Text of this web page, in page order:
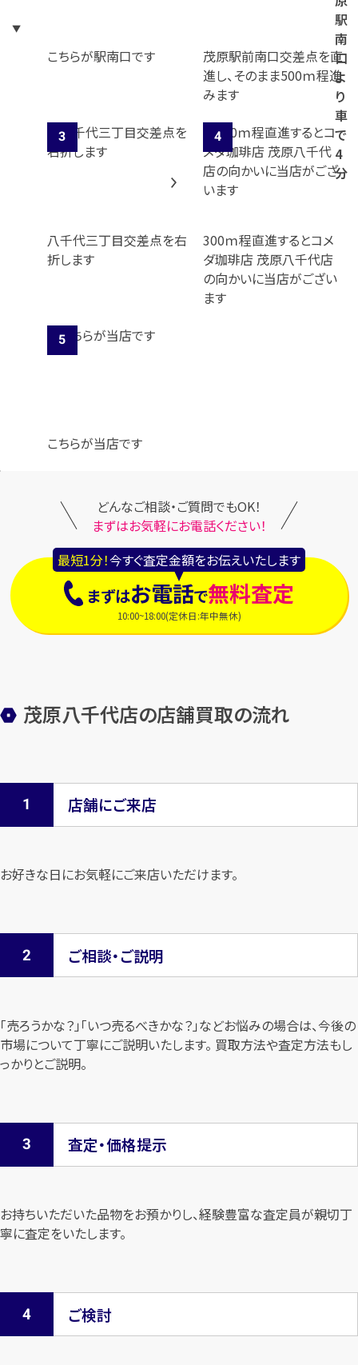
駅
南
口
よ
り
車
で
4
分
こちらが駅南口です
茂原駅前南口交差点を直
進し、そのまま500ｍ程進
みます
八千代三丁目交差点を右
折します
300ｍ程直進するとコメ
ダ珈琲店 茂原八千代店
の向かいに当店がござい
ます
こちらが当店です
どんなご相談・ご質問でもOK！
まずはお気軽にお電話ください！
最短1分！今すぐ査定金額をお伝えいたします
まずはお電話で無料査定
10:00~18:00(定休日:年中無休)
茂原八千代店の店舗買取の流れ
店舗にご来店
お好きな日にお気軽にご来店いただけます。
ご相談・ご説明
「売ろうかな？」「いつ売るべきかな？」などお悩みの場合は、今後の
市場について丁寧にご説明いたします。 買取方法や査定方法もし
っかりとご説明。
査定・価格提示
お持ちいただいた品物をお預かりし、経験豊富な査定員が親切丁
寧に査定をいたします。
ご検討